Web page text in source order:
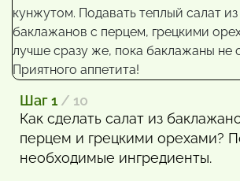
Шаг 1 / 10
Как сделать салат из
перцем и грецкими орехами?
необходимые ингредиенты.